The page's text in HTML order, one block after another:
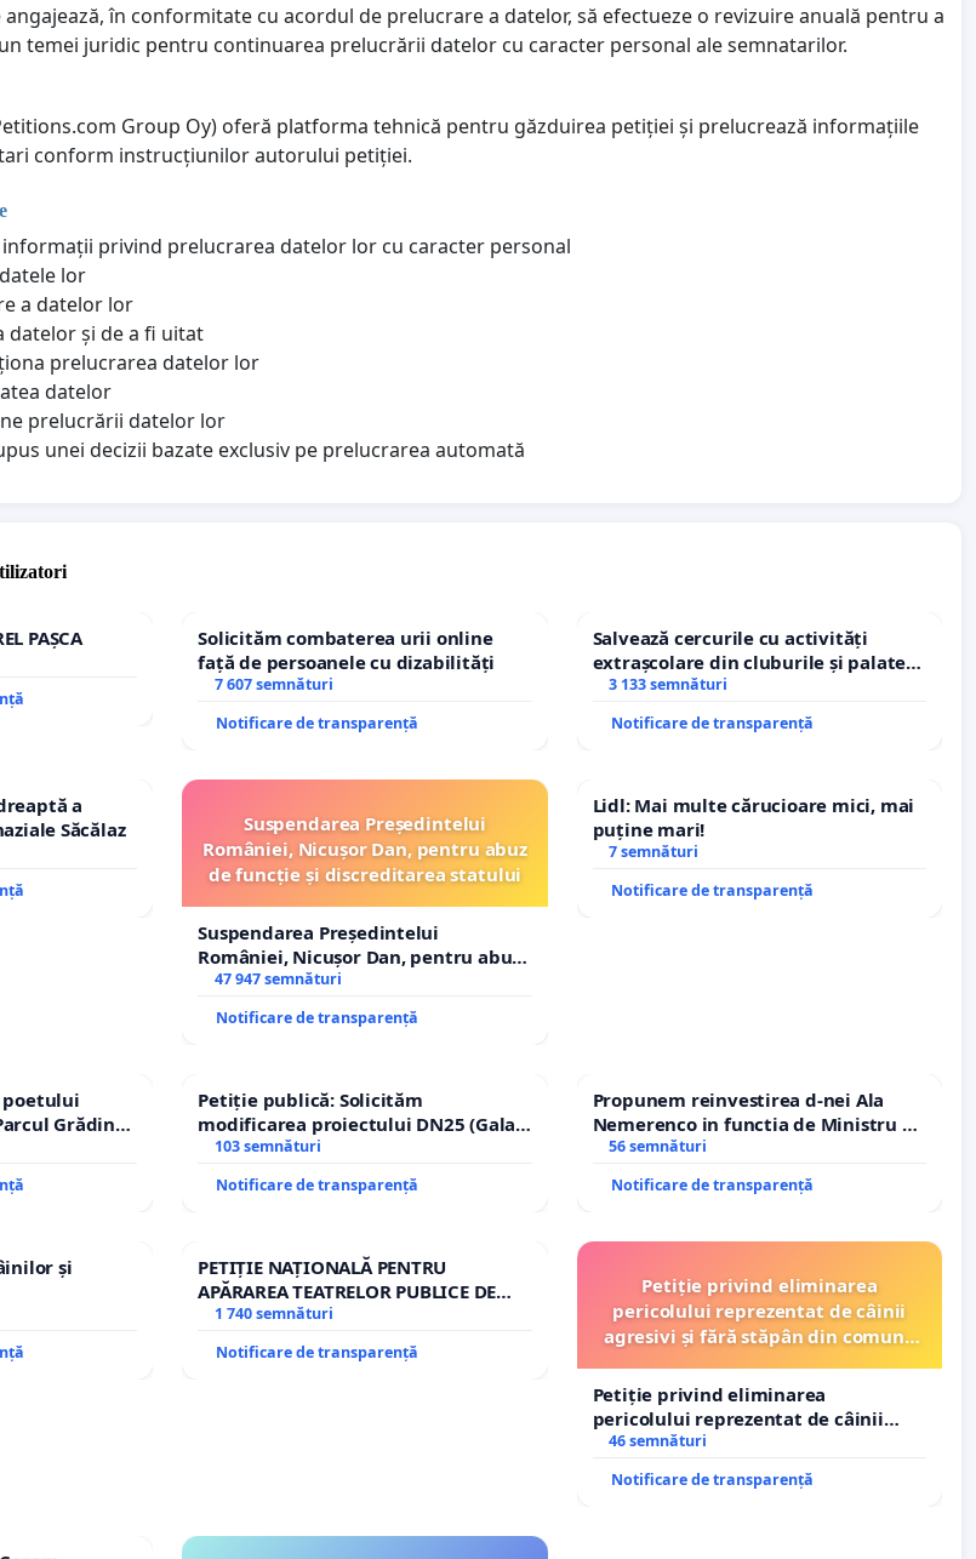
în conformitate cu acordul de prelucrare a datelor, să efectueze o revizuire anuală pentru a
temei juridic pentru continuarea prelucrării datelor cu caracter personal ale semnatarilor.
Group Oy) oferă platforma tehnică pentru găzduirea petiției și prelucrează informațiile
conform instrucțiunilor autorului petiției.
privind prelucrarea datelor lor cu caracter personal
lor
a datelor lor
datelor și de a fi uitat
prelucrarea datelor lor
datelor
prelucrării datelor lor
unei decizii bazate exclusiv pe prelucrarea automată
PAȘCA
Solicităm combaterea urii online
față de persoanele cu dizabilități
7 607 semnături
Notificare de transparență
Salvează cercurile cu activități
extrașcolare din cluburile și palatele
copiilor
3 133 semnături
Notificare de transparență
a
Săcălaz
Suspendarea Președintelui
României, Nicușor Dan, pentru abuz
de funcție și discreditarea statului
Suspendarea Președintelui
României, Nicușor Dan, pentru abuz
de funcție și discreditarea statului
47 947 semnături
Notificare de transparență
Lidl: Mai multe cărucioare mici, mai
puține mari!
7 semnături
Notificare de transparență
poetului
Grădina
Petiție publică: Solicităm
modificarea proiectului DN25 (Galați
– Hanu Conachi) prin devierea
traseului în afara localităților!
103 semnături
Notificare de transparență
Propunem reinvestirea d-nei Ala
Nemerenco in functia de Ministru al
Sanatatii
56 semnături
Notificare de transparență
și
PETIȚIE NAȚIONALĂ PENTRU
APĂRAREA TEATRELOR PUBLICE DE
REPERTORIU DIN ROMÂNIA
1 740 semnături
Notificare de transparență
Petiție privind eliminarea
pericolului reprezentat de câinii
agresivi și fără stăpân din comuna
Petiție privind eliminarea
pericolului reprezentat de câinii
agresivi și fără stăpân din comuna
Tunari
46 semnături
Notificare de transparență